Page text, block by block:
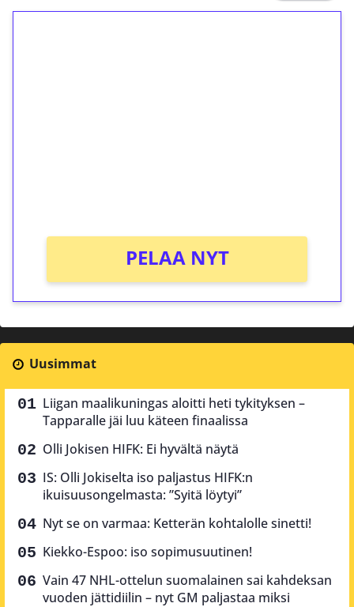
PELAA NYT
Uusimmat
Liigan maalikuningas aloitti heti tykityksen –
Tapparalle jäi luu käteen finaalissa
Olli Jokisen HIFK: Ei hyvältä näytä
IS: Olli Jokiselta iso paljastus HIFK:n
ikuisuusongelmasta: ”Syitä löytyi”
Nyt se on varmaa: Ketterän kohtalolle sinetti!
Kiekko-Espoo: iso sopimusuutinen!
Vain 47 NHL-ottelun suomalainen sai kahdeksan
vuoden jättidiilin – nyt GM paljastaa miksi